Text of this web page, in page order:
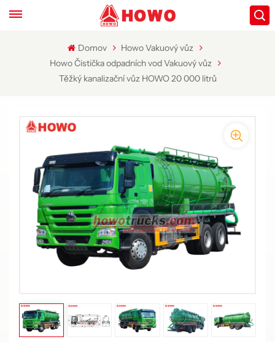
Domov
Howo Vakuový vůz
Howo Čistička odpadních vod Vakuový vůz
Těžký kanalizační vůz HOWO 20 000 litrů